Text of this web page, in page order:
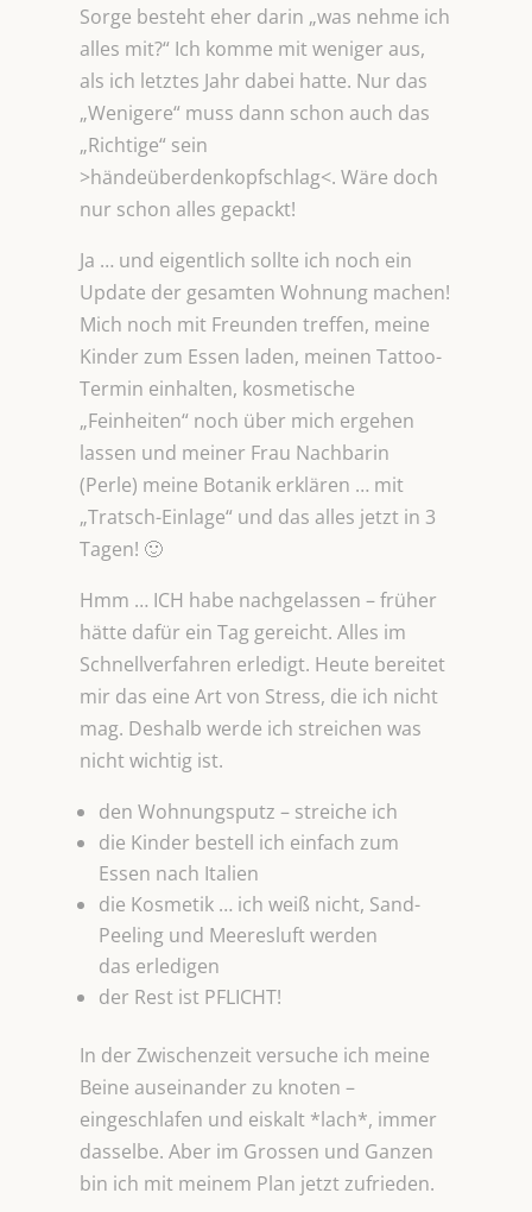
Sorge besteht eher darin „was nehme ich
alles mit?“ Ich komme mit weniger aus,
als ich letztes Jahr dabei hatte. Nur das
„Wenigere“ muss dann schon auch das
„Richtige“ sein
>händeüberdenkopfschlag<. Wäre doch
nur schon alles gepackt!
Ja … und eigentlich sollte ich noch ein
Update der gesamten Wohnung machen!
Mich noch mit Freunden treffen, meine
Kinder zum Essen laden, meinen Tattoo-
Termin einhalten, kosmetische
„Feinheiten“ noch über mich ergehen
lassen und meiner Frau Nachbarin
(Perle) meine Botanik erklären … mit
„Tratsch-Einlage“ und das alles jetzt in 3
Tagen! 🙂
Hmm … ICH habe nachgelassen – früher
hätte dafür ein Tag gereicht. Alles im
Schnellverfahren erledigt. Heute bereitet
mir das eine Art von Stress, die ich nicht
mag. Deshalb werde ich streichen was
nicht wichtig ist.
den Wohnungsputz – streiche ich
die Kinder bestell ich einfach zum
Essen nach Italien
die Kosmetik … ich weiß nicht, Sand-
Peeling und Meeresluft werden
das erledigen
der Rest ist PFLICHT!
In der Zwischenzeit versuche ich meine
Beine auseinander zu knoten –
eingeschlafen und eiskalt *lach*, immer
dasselbe. Aber im Grossen und Ganzen
bin ich mit meinem Plan jetzt zufrieden.